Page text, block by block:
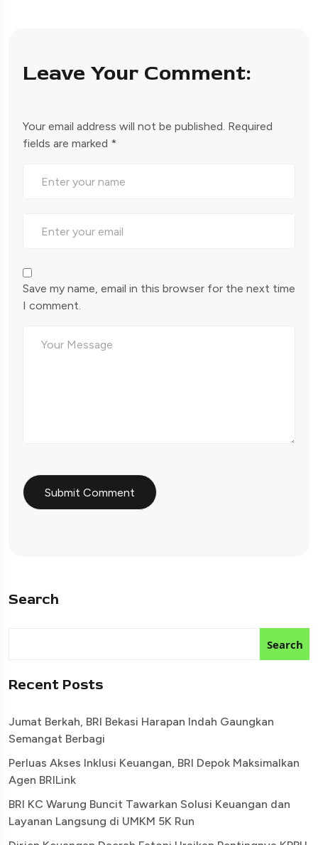
Leave Your Comment:
Your email address will not be published. Required
fields are marked *
Save my name, email in this browser for the next time
I comment.
Search
Search
Recent Posts
Jumat Berkah, BRI Bekasi Harapan Indah Gaungkan
Semangat Berbagi
Perluas Akses Inklusi Keuangan, BRI Depok Maksimalkan
Agen BRILink
BRI KC Warung Buncit Tawarkan Solusi Keuangan dan
Layanan Langsung di UMKM 5K Run